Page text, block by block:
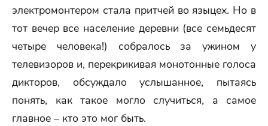
электромонтером стала притчей во языцех. Но в
тот вечер все население деревни (все семьдесят
четыре человека!) собралось за ужином у
телевизоров и, перекрикивая монотонные голоса
дикторов, обсуждало услышанное, пытаясь
понять, как такое могло случиться, а самое
главное – кто это мог быть.